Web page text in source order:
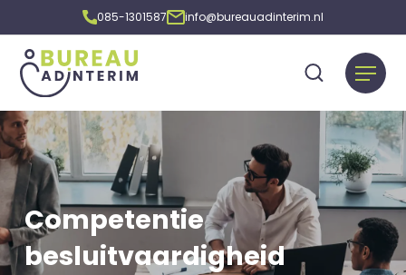
085-1301587 info@bureauadinterim.nl
Competentie
besluitvaardigheid